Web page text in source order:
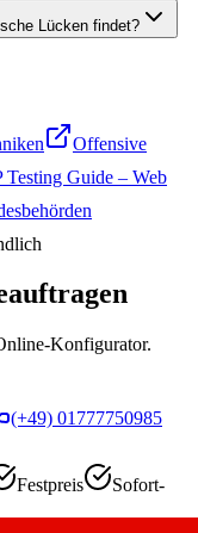
Lücken findet?
Offensive
Testing Guide – Web
Konfigurator.
(+49) 01777750985
Festpreis
Sofort-